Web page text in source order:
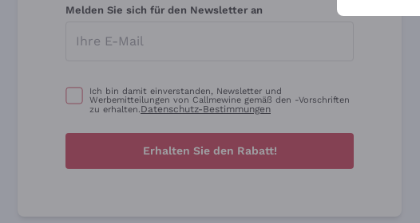
Melden Sie sich für den Newsletter an
Ich bin damit einverstanden, Newsletter und
Werbemitteilungen von Callmewine gemäß den -Vorschriften
zu erhalten.Datenschutz-Bestimmungen
Erhalten Sie den Rabatt!